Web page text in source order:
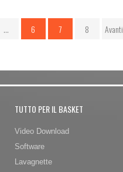
… 6 7 8 Avanti
TUTTO PER IL BASKET
Video Download
Software
Lavagnette